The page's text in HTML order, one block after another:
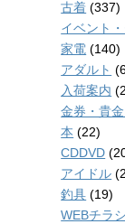
古着 (337)
イベント
家電 (140)
アダルト
入荷案内
金券・貴
本 (22)
CDDVD
アイドル
釣具 (19)
WEBチラシ